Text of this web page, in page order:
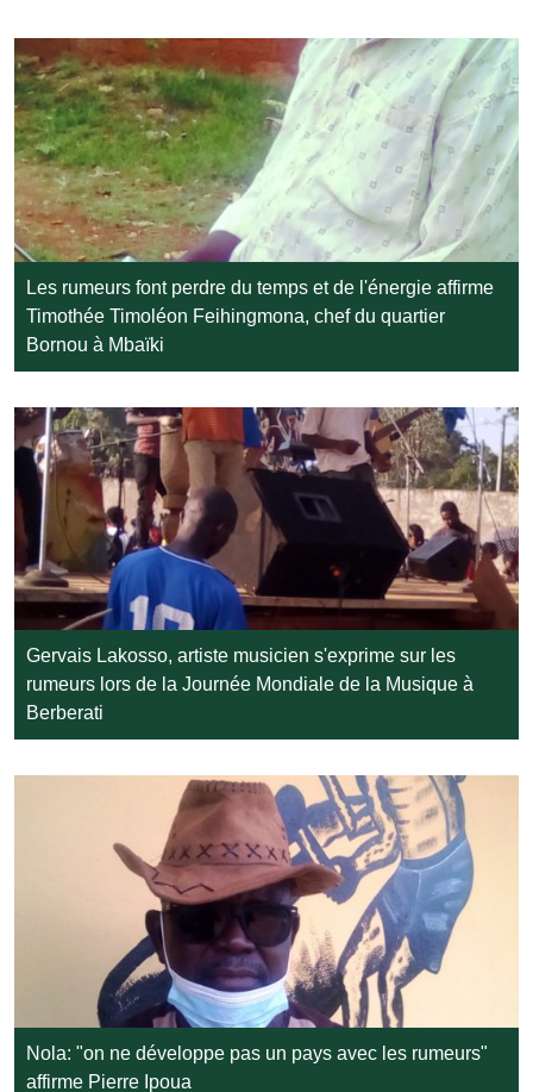
Les rumeurs font perdre du temps et de l'énergie affirme
Timothée Timoléon Feihingmona, chef du quartier
Bornou à Mbaïki
Gervais Lakosso, artiste musicien s'exprime sur les
rumeurs lors de la Journée Mondiale de la Musique à
Berberati
Nola: "on ne développe pas un pays avec les rumeurs"
affirme Pierre Ipoua